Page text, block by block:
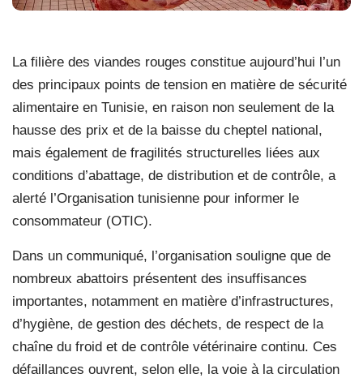
La filière des viandes rouges constitue aujourd’hui l’un
des principaux points de tension en matière de sécurité
alimentaire en Tunisie, en raison non seulement de la
hausse des prix et de la baisse du cheptel national,
mais également de fragilités structurelles liées aux
conditions d’abattage, de distribution et de contrôle, a
alerté l’Organisation tunisienne pour informer le
consommateur (OTIC).
Dans un communiqué, l’organisation souligne que de
nombreux abattoirs présentent des insuffisances
importantes, notamment en matière d’infrastructures,
d’hygiène, de gestion des déchets, de respect de la
chaîne du froid et de contrôle vétérinaire continu. Ces
défaillances ouvrent, selon elle, la voie à la circulation